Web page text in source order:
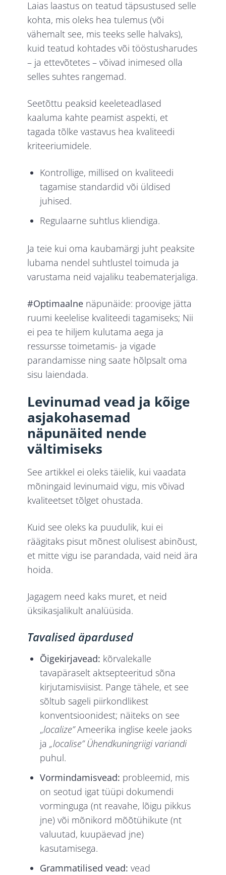
Laias laastus on teatud täpsustused selle
kohta, mis oleks hea tulemus (või
vähemalt see, mis teeks selle halvaks),
kuid teatud kohtades või tööstusharudes
– ja ettevõtetes – võivad inimesed olla
selles suhtes rangemad.
Seetõttu peaksid keeleteadlased
kaaluma kahte peamist aspekti, et
tagada tõlke vastavus hea kvaliteedi
kriteeriumidele.
Kontrollige, millised on kvaliteedi
tagamise standardid või üldised
juhised.
Regulaarne suhtlus kliendiga.
Ja teie kui oma kaubamärgi juht peaksite
lubama nendel suhtlustel toimuda ja
varustama neid vajaliku teabematerjaliga.
#Optimaalne näpunäide: proovige jätta
ruumi keelelise kvaliteedi tagamiseks; Nii
ei pea te hiljem kulutama aega ja
ressursse toimetamis- ja vigade
parandamisse ning saate hõlpsalt oma
sisu laiendada.
Levinumad vead ja kõige
asjakohasemad
näpunäited nende
vältimiseks
See artikkel ei oleks täielik, kui vaadata
mõningaid levinumaid vigu, mis võivad
kvaliteetset tõlget ohustada.
Kuid see oleks ka puudulik, kui ei
räägitaks pisut mõnest olulisest abinõust,
et mitte vigu ise parandada, vaid neid ära
hoida.
Jagagem need kaks muret, et neid
üksikasjalikult analüüsida.
Tavalised äpardused
Õigekirjavead: kõrvalekalle
tavapäraselt aktsepteeritud sõna
kirjutamisviisist. Pange tähele, et see
sõltub sageli piirkondlikest
konventsioonidest; näiteks on see
„localize”Ameerika inglise keele jaoks
ja „localise” Ühendkuningriigi variandi
puhul.
Vormindamisvead: probleemid, mis
on seotud igat tüüpi dokumendi
vorminguga (nt reavahe, lõigu pikkus
jne) või mõnikord mõõtühikute (nt
valuutad, kuupäevad jne)
kasutamisega.
Grammatilised vead:vead